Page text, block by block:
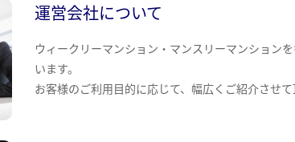
運営会社について
ウィークリーマンション・マンスリーマンション
います。
お客様のご利用目的に応じて、幅広くご紹介させて